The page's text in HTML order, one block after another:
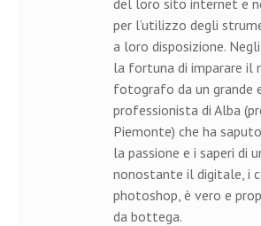
per l’utilizzo degli
a loro disposizione.
la fortuna di imparare il
fotografo da un grande
professionista di Alba
Piemonte) che ha
la passione e i saperi di
nonostante il digitale, i
photoshop, è vero e
da bottega.